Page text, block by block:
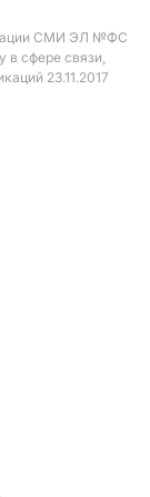
СМИ ЭЛ №ФС
в сфере связи,
23.11.2017